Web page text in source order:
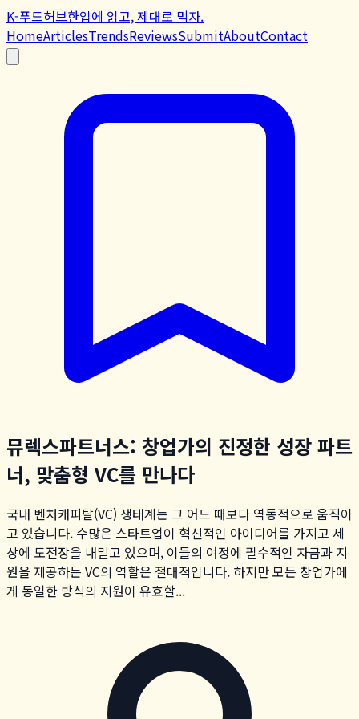
K-푸드허브한입에 읽고, 제대로 먹자.
HomeArticlesTrendsReviewsSubmitAboutContact
뮤렉스파트너스: 창업가의 진정한 성장 파트
너, 맞춤형 VC를 만나다
국내 벤처캐피탈(VC) 생태계는 그 어느 때보다 역동적으로 움직이
고 있습니다. 수많은 스타트업이 혁신적인 아이디어를 가지고 세
상에 도전장을 내밀고 있으며, 이들의 여정에 필수적인 자금과 지
원을 제공하는 VC의 역할은 절대적입니다. 하지만 모든 창업가에
게 동일한 방식의 지원이 유효할...